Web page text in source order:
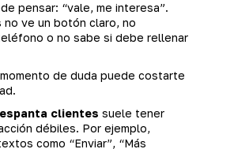
pensar: “vale, me interesa”.
no ve un botón claro, no
o no sabe si debe rellenar
de duda puede costarte
clientes suele tener
débiles. Por ejemplo,
como “Enviar”, “Más